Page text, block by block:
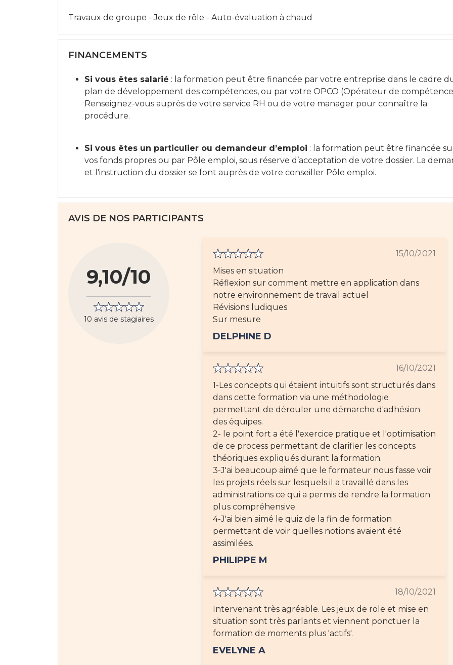
Travaux de groupe - Jeux de rôle - Auto-évaluation à chaud
FINANCEMENTS
Si vous êtes salarié : la formation peut être financée par votre entreprise dans le cadre
plan de développement des compétences, ou par votre OPCO (Opérateur de
Renseignez-vous auprès de votre service RH ou de votre manager pour connaître la
procédure.
Si vous êtes un particulier ou demandeur d’emploi : la formation peut être financée
vos fonds propres ou par Pôle emploi, sous réserve d’acceptation de votre dossier. La
et l'instruction du dossier se font auprès de votre conseiller Pôle emploi.
AVIS DE NOS PARTICIPANTS
9,10/10
10 avis de stagiaires
15/10/2021
Mises en situation
Réflexion sur comment mettre en application dans
notre environnement de travail actuel
Révisions ludiques
Sur mesure
DELPHINE D
16/10/2021
1-Les concepts qui étaient intuitifs sont structurés dans
dans cette formation via une méthodologie
permettant de dérouler une démarche d'adhésion
des équipes.
2- le point fort a été l'exercice pratique et l'optimisation
de ce process permettant de clarifier les concepts
théoriques expliqués durant la formation.
3-J'ai beaucoup aimé que le formateur nous fasse voir
les projets réels sur lesquels il a travaillé dans les
administrations ce qui a permis de rendre la formation
plus compréhensive.
4-J'ai bien aimé le quiz de la fin de formation
permettant de voir quelles notions avaient été
assimilées.
PHILIPPE M
18/10/2021
Intervenant très agréable. Les jeux de role et mise en
situation sont très parlants et viennent ponctuer la
formation de moments plus 'actifs'.
EVELYNE A